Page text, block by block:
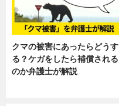
クマの被害にあったらどうす
る？ケガをしたら補償される
のか弁護士が解説